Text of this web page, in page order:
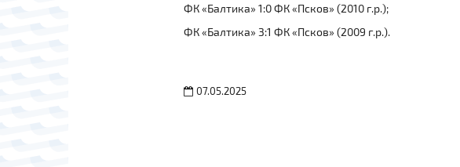
ФК «Балтика» 1:0 ФК «Псков» (2010 г.р.);
ФК «Балтика» 3:1 ФК «Псков» (2009 г.р.).
07.05.2025